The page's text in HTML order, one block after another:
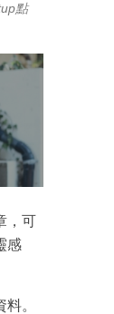
點
，可
感
。